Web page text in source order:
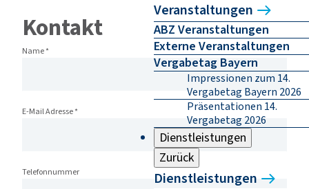
Veranstaltungen
ABZ Veranstaltungen
Externe Veranstaltungen
Vergabetag Bayern
Impressionen zum 14.
Vergabetag Bayern 2026
Präsentationen 14.
Vergabetag 2026
Dienstleistungen
Zurück
Dienstleistungen
Kontakt
Name*
E-Mail Adresse*
Telefonnummer